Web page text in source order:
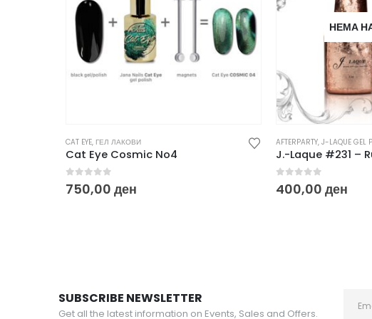
CAT EYE, ГЕЛ ЛАКОВИ
Cat Eye Cosmic No4
0out of 5
750,00 ден
НЕМА
AFTERPARTY, J-LAQUE GEL
J.-Laque #231 –
out of 5
400,00 ден
SUBSCRIBE NEWSLETTER
Get all the latest information on Events, Sales and Offers.